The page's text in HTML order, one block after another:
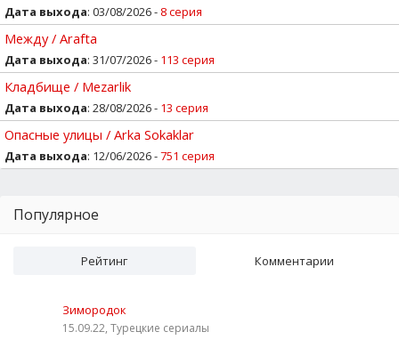
Дата выхода: 03/08/2026 - 8 серия
Между / Arafta
Дата выхода: 31/07/2026 - 113 серия
Кладбище / Mezarlik
Дата выхода: 28/08/2026 - 13 серия
Опасные улицы / Arka Sokaklar
Дата выхода: 12/06/2026 -751 серия
Популярное
Рейтинг Комментарии
Зимородок
15.09.22, Турецкие сериалы